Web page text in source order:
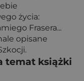
życia:
Frasera...
opisane
temat książki